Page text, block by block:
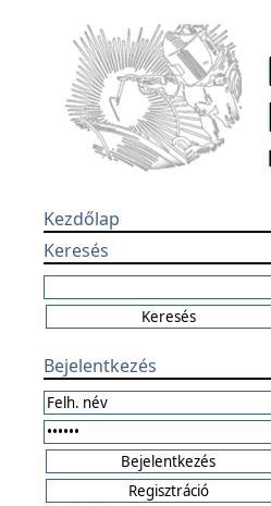
Kezdőlap
Keresés
Bejelentkezés